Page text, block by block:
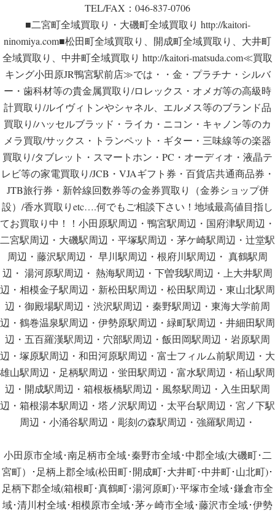
TEL/FAX：046-837-0706
■二宮町全域買取り・大磯町全域買取り http://kaitori-
ninomiya.com■松田町全域買取り、開成町全域買取り、大井町
全域買取り、中井町全域買取り http://kaitori-matsuda.com≪買取
キング小田原JR鴨宮駅前店≫では・・金・プラチナ・シルバ
ー・歯科材等の貴金属買取り/ロレックス・オメガ等の高級時
計買取り/ルイヴィトンやシャネル、エルメス等のブランド品
買取り/ハッセルブラッド・ライカ・ニコン・キャノン等のカ
メラ買取/サックス・トランペット・ギター・三味線等の楽器
買取り/タブレット・スマートホン・PC・オーディオ・液晶テ
レビ等の家電買取り/JCB・VJAギフト券・百貨店共通商品券・
JTB旅行券・新幹線回数券等の金券買取り（金券ショップ併
設）/香水買取りetc….何でもご相談下さい！地域最高値目指し
てお買取り中！！小田原駅周辺・鴨宮駅周辺・国府津駅周辺・
二宮駅周辺・大磯駅周辺・平塚駅周辺・茅ケ崎駅周辺・辻堂駅
周辺・藤沢駅周辺・ 早川駅周辺・根府川駅周辺・ 真鶴駅周
辺・ 湯河原駅周辺・ 熱海駅周辺・下曽我駅周辺・上大井駅周
辺・相模金子駅周辺・新松田駅周辺・松田駅周辺・東山北駅周
辺・御殿場駅周辺・渋沢駅周辺・秦野駅周辺・東海大学前周
辺・鶴巻温泉駅周辺・伊勢原駅周辺・緑町駅周辺・井細田駅周
辺・五百羅漢駅周辺・穴部駅周辺・飯田岡駅周辺・岩原駅周
辺・塚原駅周辺・和田河原駅周辺・富士フィルム前駅周辺・大
雄山駅周辺・足柄駅周辺・蛍田駅周辺・富水駅周辺・栢山駅周
辺・開成駅周辺・箱根板橋駅周辺・風祭駅周辺・入生田駅周
辺・箱根湯本駅周辺・塔ノ沢駅周辺・太平台駅周辺・宮ノ下駅
周辺・小涌谷駅周辺・彫刻の森駅周辺・強羅駅周辺・
小田原市全域･南足柄市全域･秦野市全域･中郡全域(大磯町･二
宮町）･足柄上郡全域(松田町･開成町･大井町･中井町･山北町)･
足柄下郡全域(箱根町･真鶴町･湯河原町)･平塚市全域･鎌倉市全
域･清川村全域･相模原市全域･茅ヶ崎市全域･藤沢市全域･伊勢